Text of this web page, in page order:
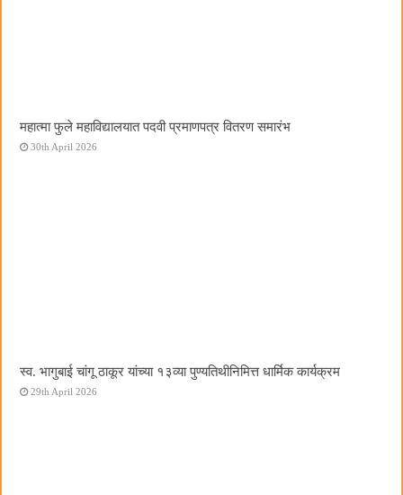
महात्मा फुले महाविद्यालयात पदवी प्रमाणपत्र वितरण समारंभ
30th April 2026
स्व. भागुबाई चांगू ठाकूर यांच्या १३व्या पुण्यतिथीनिमित्त धार्मिक कार्यक्रम
29th April 2026